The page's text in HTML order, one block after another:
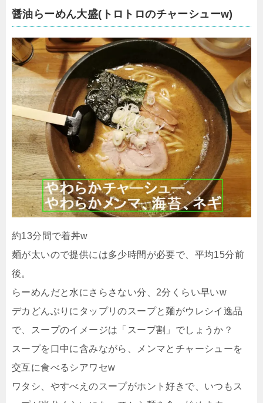
醤油らーめん大盛(トロトロのチャーシューw)
約13分間で着丼w
麺が太いので提供には多少時間が必要で、平均15分前
後。
らーめんだと水にさらさない分、2分くらい早いw
デカどんぶりにタップリのスープと麺がウレシイ逸品
で、スープのイメージは「スープ割」でしょうか？
スープを口中に含みながら、メンマとチャーシューを
交互に食べるシアワセw
ワタシ、やすべえのスープがホント好きで、いつもス